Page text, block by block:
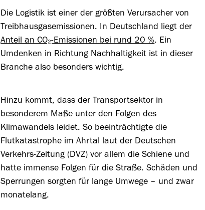
Die Logistik ist einer der größten Verursacher von
Treibhausgasemissionen. In Deutschland liegt der
Anteil an CO₂-Emissionen bei rund 20 %. Ein
Umdenken in Richtung Nachhaltigkeit ist in dieser
Branche also besonders wichtig.
Hinzu kommt, dass der Transportsektor in
besonderem Maße unter den Folgen des
Klimawandels leidet. So beeinträchtigte die
Flutkatastrophe im Ahrtal laut der Deutschen
Verkehrs-Zeitung (DVZ) vor allem die Schiene und
hatte immense Folgen für die Straße. Schäden und
Sperrungen sorgten für lange Umwege – und zwar
monatelang.